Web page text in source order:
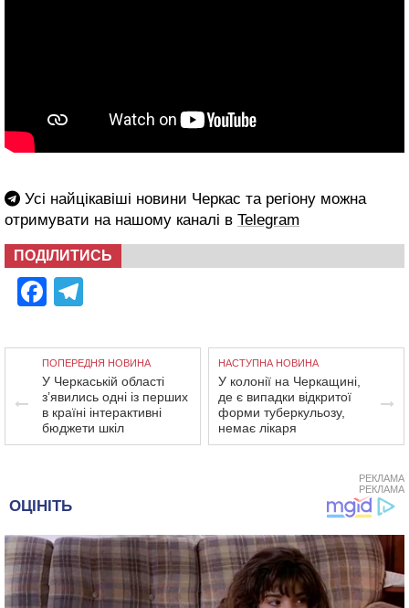
Усі найцікавіші новини Черкас та регіону можна
отримувати на нашому каналі в Telegram
ПОДІЛИТИСЬ
Facebook
ПОПЕРЕДНЯ НОВИНА
У Черкаській області
з’явились одні із перших
в країні інтерактивні
бюджети шкіл
НАСТУПНА НОВИНА
У колонії на Черкащині,
де є випадки відкритої
форми туберкульозу,
немає лікаря
РЕКЛАМА
РЕКЛАМА